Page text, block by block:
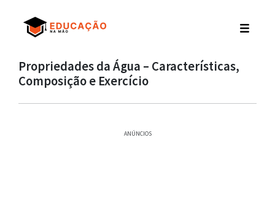
Propriedades da Água – Características,
Composição e Exercício
ANÚNCIOS